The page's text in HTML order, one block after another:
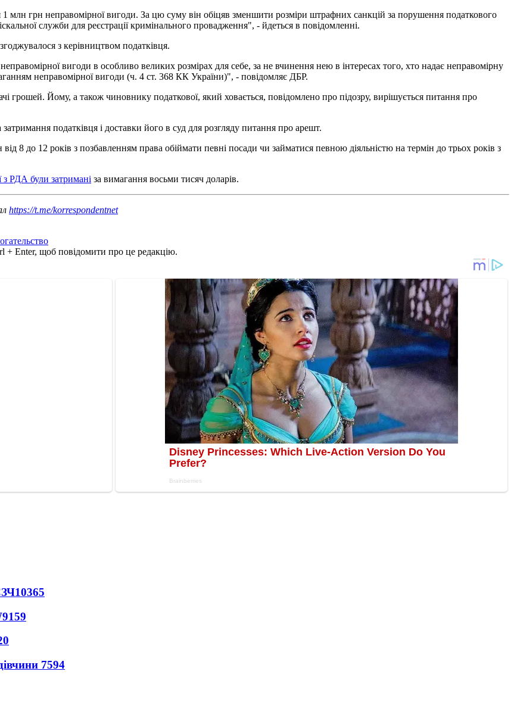
млн грн неправомірної вигоди. За цю суму він обіцяв зменшити розміри штрафних санкцій за порушення податкового
служби для реєстрації кримінального провадження", - йдеться в повідомленні.
з керівництвом податківця.
вигоди в особливо великих розмірах для себе, за не вчинення нею в інтересах того, хто надає неправомірну
неправомірної вигоди (ч. 4 ст. 368 КК України)", - повідомляє ДБР.
грошей. Йому, а також чиновнику податкової, який ховається, повідомлено про підозру, вирішується питання про
податківця і доставки його в суд для розгляду питання про арешт.
8 до 12 років з позбавленням права обіймати певні посади чи займатися певною діяльністю на термін до трьох років з
з РДА були затримані за вимагання восьми тисяч доларів.
https://t.me/korrespondentnet
+ Enter, щоб повідомити про це редакцію.
10365
9159
7594